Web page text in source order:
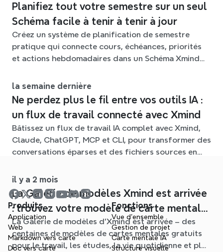
Planifiez tout votre semestre sur un seul
Schéma facile à tenir à tenir à jour
Créez un système de planification de semestre
pratique qui connecte cours, échéances, priorités
et actions hebdomadaires dans un Schéma Xmind
la semaine dernière
Ne perdez plus le fil entre vos outils IA :
un flux de travail connecté avec Xmind
Bâtissez un flux de travail IA complet avec Xmind,
Claude, ChatGPT, MCP et CLI, pour transformer des
conversations éparses et des fichiers sources en
il y a 2 mois
La Galerie de modèles Xmind est arrivée
: trouvez votre modèle de carte mentale
pour chaque situation
La Galerie de modèles d'Xmind est arrivée – des
centaines de modèles de cartes mentales gratuits
pour le travail, les études, la vie quotidienne et plus
Produits
Application
Web
Markdown vers carte
Doc vers carte
Fonctions
Vue d'ensemble
Gestion de projet
Carte mentale IA
Structure visuelle